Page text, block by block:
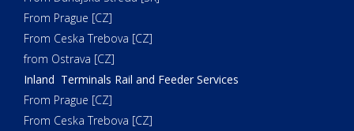
From Prague [CZ]
From Ceska Trebova [CZ]
from Ostrava [CZ]
Inland Terminals Rail and Feeder Services
From Prague [CZ]
From Ceska Trebova [CZ]